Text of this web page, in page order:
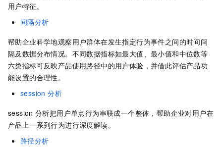
用户特征。
间隔分析
帮助企业科学地观察用户群体在发生指定行为事件之间的时间间
隔及数据分布情况。不同数据指标如最大值、最小值和中位数等
六类指标可反映产品使用路径中的用户体验，并借此评估产品功
能设置的合理性。
session 分析
session 分析把用户单点行为串联成一个整体，帮助企业对用户在
产品上一系列行为进行深度解读。
路径分析